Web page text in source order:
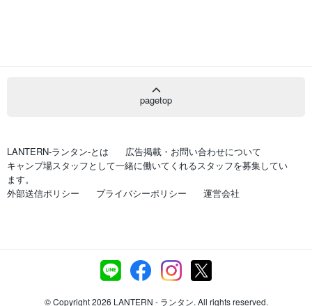
pagetop
LANTERN-ランタン-とは
広告掲載・お問い合わせについて
キャンプ場スタッフとして一緒に働いてくれるスタッフを募集してい
ます。
外部送信ポリシー
プライバシーポリシー 運営会社
© Copyright 2026 LANTERN - ランタン. All rights reserved.